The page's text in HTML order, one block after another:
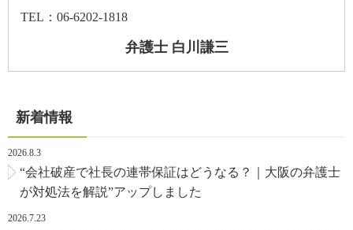
TEL：06-6202-1818
弁護士 白川謙三
新着情報
2026.8.3
“会社破産で社長の連帯保証はどうなる？｜大阪の弁護士
が対処法を解説”アップしました
2026.7.23